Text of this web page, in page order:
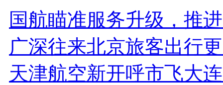
国航瞄准服务升级，推
广深往来北京旅客出行
天津航空新开呼市飞大